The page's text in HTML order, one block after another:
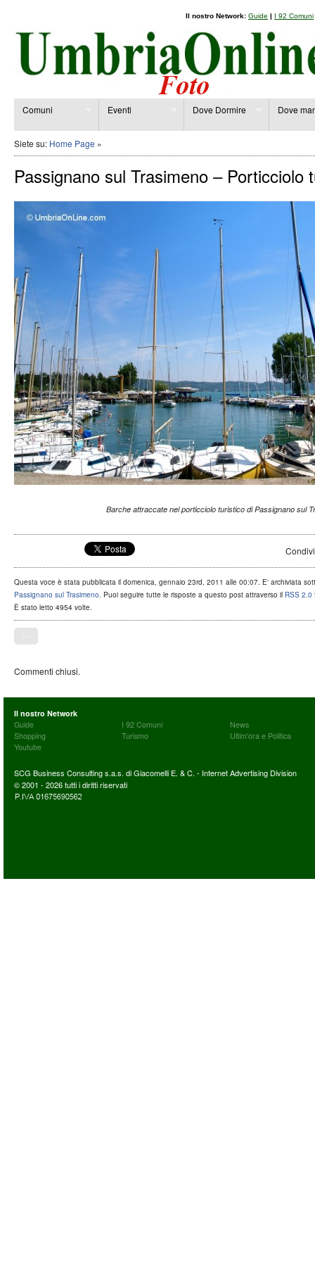
Il nostro Network: Guide | I 92 Comuni
Comuni Eventi Dove Dormire Dove
Siete su: Home Page »
Passignano sul Trasimeno – Porticciolo
Barche attraccate nel porticciolo turistico di Passignano sul
Questa voce è stata pubblicata il domenica, gennaio 23rd, 2011 alle 00:07. E' archiviata
Passignano sul Trasimeno. Puoi seguire tutte le risposte a questo post attraverso il RSS 2.0
È stato letto 4954 volte.
Commenti chiusi.
Il nostro Network
Guide
I 92 Comuni
News
Shopping
Turismo
Ultim'ora e Politica
Youtube
SCG Business Consulting s.a.s. di Giacomelli E. & C. - Internet Advertising Division
© 2001 - 2026 tutti i diritti riservati